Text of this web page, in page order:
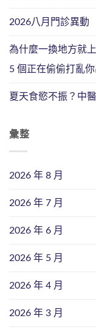
2026八月門診異動
為什麼一換地方就
5 個正在偷偷打亂
夏天食慾不振？中
彙整
2026 年 8 月
2026 年 7 月
2026 年 6 月
2026 年 5 月
2026 年 4 月
2026 年 3 月